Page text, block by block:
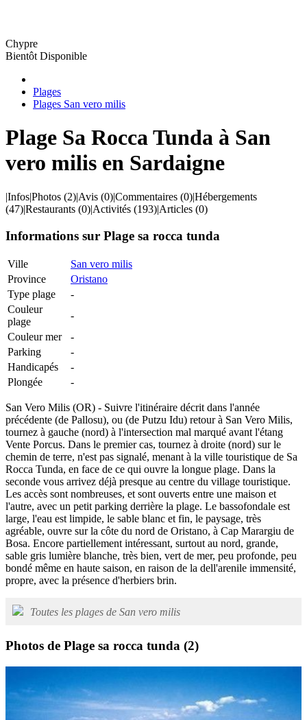
Chypre
Bientôt Disponible
Plages
Plages San vero milis
Plage Sa Rocca Tunda à San
vero milis en Sardaigne
|Infos|Photos (2)|Avis (0)|Commentaires (0)|Hébergements
(47)|Restaurants (0)|Activités (193)|Articles (0)
Informations sur Plage sa rocca tunda
Ville
San vero milis
Province
Oristano
Type plage
-
Couleur
plage
-
Couleur mer
-
Parking
-
Handicapés
-
Plongée
-
San Vero Milis (OR) - Suivre l'itinéraire décrit dans l'année
précédente (de Pallosu), ou (de Putzu Idu) retour à San Vero Milis,
tournez à gauche (nord) à l'intersection mal marqué avant l'étang
Vente Porcus. Dans le premier cas, tournez à droite (nord) sur le
chemin de terre, n'est pas signalé, menant à la ville touristique de Sa
Rocca Tunda, en face de ce qui ouvre la longue plage. Dans la
seconde vous arrivez déjà presque au centre du village touristique.
Les accès sont nombreuses, et sont ouverts entre une maison et
l'autre, avec un petit parking derrière la plage. Le bassofondale est
large, l'eau est limpide, le sable blanc et fin, le paysage, très
agréable, ouvre sur la côte du nord de Oristano, à Cap Marargiu de
Bosa. Encore partiellement intéressant, surtout au nord, grande,
sable gris lumière blanche, très bien, vert de mer, peu profonde, peu
bondé même en haute saison, en raison de la dell'arenile immensité,
propre, avec la présence d'herbiers brin.
Toutes les plages de San vero milis
Photos de Plage sa rocca tunda (2)